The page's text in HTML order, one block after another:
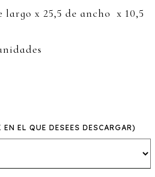
largo x 25,5 de ancho x 10,5
EL QUE DESEES DESCARGAR)